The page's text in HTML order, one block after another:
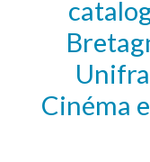
Cinéma